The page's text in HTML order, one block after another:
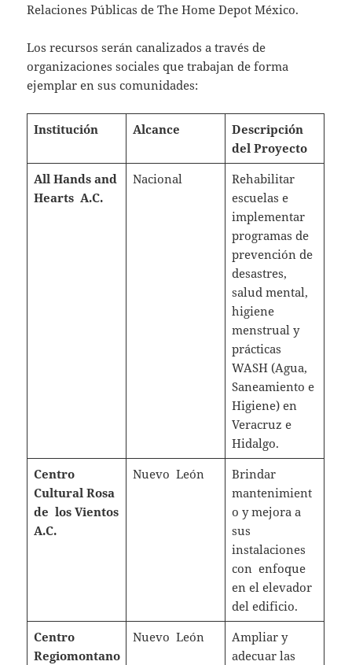
Relaciones Públicas de The Home Depot México.
Los recursos serán canalizados a través de
organizaciones sociales que trabajan de forma
ejemplar en sus comunidades:
Institución Alcance
Descripción
del Proyecto
All Hands and
Hearts A.C.
Nacional
Rehabilitar
escuelas e
implementar
programas de
prevención de
desastres,
salud mental,
higiene
menstrual y
prácticas
WASH (Agua,
Saneamiento e
Higiene) en
Veracruz e
Hidalgo.
Centro
Cultural Rosa
de los Vientos
A.C.
Nuevo León
Brindar
mantenimient
o y mejora a
sus
instalaciones
con enfoque
en el elevador
del edificio.
Centro
Regiomontano
Nuevo León
Ampliar y
adecuar las